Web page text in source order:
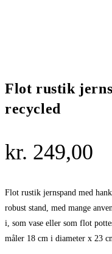
Flot rustik
recycled
kr. 249,00
Flot rustik jernspand med
robust stand, med mange
i, som vase eller som flot
måler 18 cm i diameter x 23